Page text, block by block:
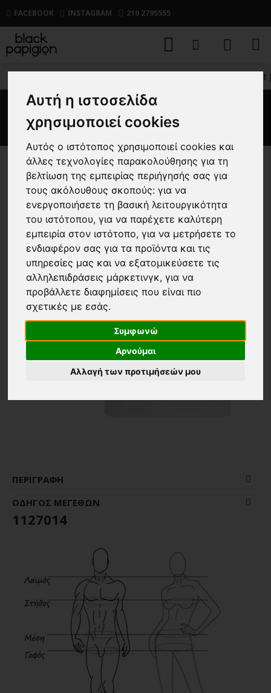
Αυτή η ιστοσελίδα
χρησιμοποιεί cookies
Αυτός ο ιστότοπος χρησιμοποιεί cookies και
άλλες τεχνολογίες παρακολούθησης για τη
βελτίωση της εμπειρίας περιήγησής σας για
τους ακόλουθους σκοπούς:για να
ενεργοποιήσετε τη βασική λειτουργικότητα
του ιστότοπου,για να παρέχετε καλύτερη
εμπειρία στον ιστότοπο,για να μετρήσετε το
ενδιαφέρον σας για τα προϊόντα και τις
υπηρεσίες μας και να εξατομικεύσετε τις
αλληλεπιδράσεις μάρκετινγκ,για να
προβάλλετε διαφημίσεις που είναι πιο
σχετικές με εσάς.
Συμφωνώ
Αρνούμαι
Αλλαγή των προτιμήσεών μου
FACEBOOK INSTAGRAM 210 2795555
T-
T-shirt Jack n Jones άσπρο
ΠΕΡΙΓΡΑΦΉ
ΟΔΗΓΌΣ ΜΕΓΕΘΏΝ
1127014